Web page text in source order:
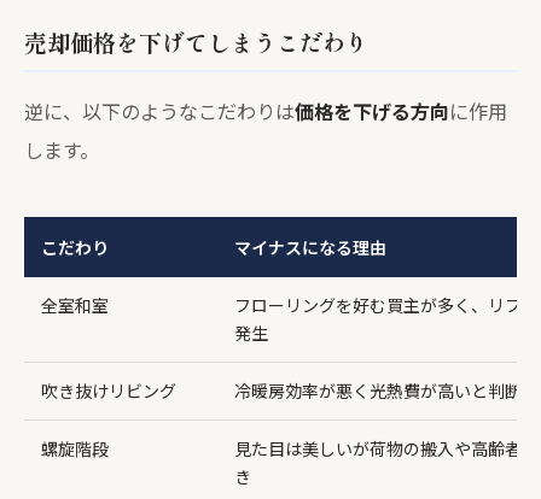
売却価格を下げてしまうこだわり
逆に、以下のようなこだわりは価格を下げる方向に作用
します。
こだわり マイナスになる理由
全室和室
フローリングを好む買主が多く、リフ
発生
吹き抜けリビング 冷暖房効率が悪く光熱費が高いと判断
螺旋階段
見た目は美しいが荷物の搬入や高齢者
き